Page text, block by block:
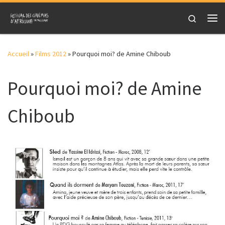
Skip to content
Search
Accueil»Films 2012»Pourquoi moi? de Amine Chiboub
Pourquoi moi? de Amine
Chiboub